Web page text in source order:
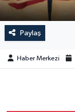
Paylaş
Haber Merkezi